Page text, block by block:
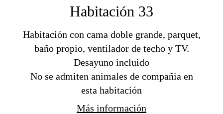
Habitación 33
Habitación con cama doble grande, parquet,
baño propio, ventilador de techo y TV.
Desayuno incluido
No se admiten animales de compañia en
esta habitación
Más información